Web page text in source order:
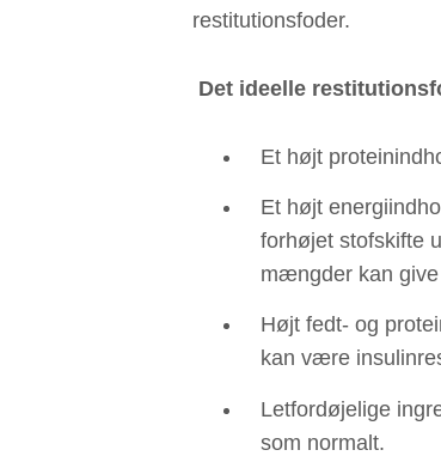
restitutionsfoder.
Det ideelle
Et højt
Et højt
forhøjet stofskifte
mængder kan
Højt fedt- og
kan være
Letfordøjelige
som normalt.